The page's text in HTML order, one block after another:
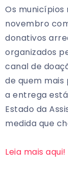
Os
novembro
donativos
organizados
canal de
de quem mais
a entrega
Estado da
medida que
Leia mais aqui!